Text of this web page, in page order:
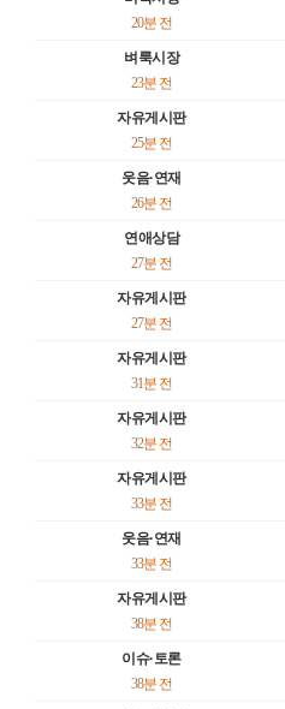
20분 전
벼룩시장
23분 전
자유게시판
25분 전
웃음·연재
26분 전
연애상담
27분 전
자유게시판
27분 전
자유게시판
31분 전
자유게시판
32분 전
자유게시판
33분 전
웃음·연재
33분 전
자유게시판
38분 전
이슈·토론
38분 전